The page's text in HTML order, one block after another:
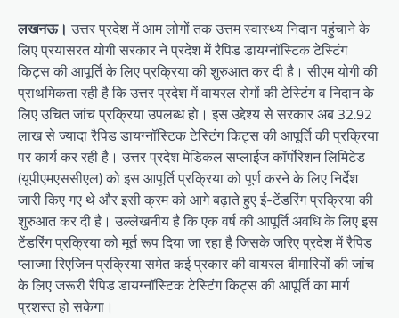
लखनऊ। उत्तर प्रदेश में आम लोगों तक उत्तम स्वास्थ्य निदान पहुंचाने के
लिए प्रयासरत योगी सरकार ने प्रदेश में रैपिड डायग्नॉस्टिक टेस्टिंग
किट्स की आपूर्ति के लिए प्रक्रिया की शुरुआत कर दी है। सीएम योगी की
प्राथमिकता रही है कि उत्तर प्रदेश में वायरल रोगों की टेस्टिंग व निदान के
लिए उचित जांच प्रक्रिया उपलब्ध हो। इस उद्देश्य से सरकार अब 32.92
लाख से ज्यादा रैपिड डायग्नॉस्टिक टेस्टिंग किट्स की आपूर्ति की प्रक्रिया
पर कार्य कर रही है। उत्तर प्रदेश मेडिकल सप्लाईज कॉर्पोरेशन लिमिटेड
(यूपीएमएससीएल) को इस आपूर्ति प्रक्रिया को पूर्ण करने के लिए निर्देश
जारी किए गए थे और इसी क्रम को आगे बढ़ाते हुए ई-टेंडरिंग प्रक्रिया की
शुरुआत कर दी है। उल्लेखनीय है कि एक वर्ष की आपूर्ति अवधि के लिए इस
टेंडरिंग प्रक्रिया को मूर्त रूप दिया जा रहा है जिसके जरिए प्रदेश में रैपिड
प्लाज्मा रिएजिन प्रक्रिया समेत कई प्रकार की वायरल बीमारियों की जांच
के लिए जरूरी रैपिड डायग्नॉस्टिक टेस्टिंग किट्स की आपूर्ति का मार्ग
प्रशस्त हो सकेगा।